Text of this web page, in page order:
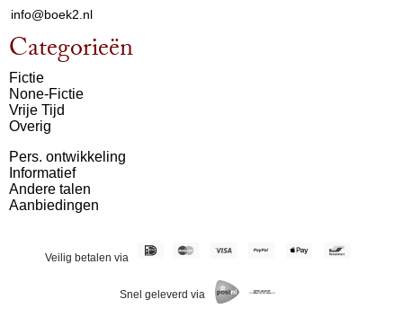
info@boek2.nl
Categorieën
Fictie
None-Fictie
Vrije Tijd
Overig
Pers. ontwikkeling
Informatief
Andere talen
Aanbiedingen
Veilig betalen via
Snel geleverd via